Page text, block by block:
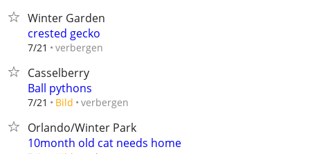
Winter Garden
crested gecko
7/21 verbergen
Casselberry
Ball pythons
7/21 Bild verbergen
Orlando/Winter Park
10month old cat needs home